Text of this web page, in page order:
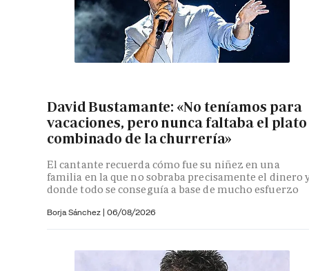
David Bustamante: «No teníamos para
vacaciones, pero nunca faltaba el plato
combinado de la churrería»
El cantante recuerda cómo fue su niñez en una
familia en la que no sobraba precisamente el dinero
donde todo se conseguía a base de mucho esfuerzo
Borja Sánchez | 06/08/2026